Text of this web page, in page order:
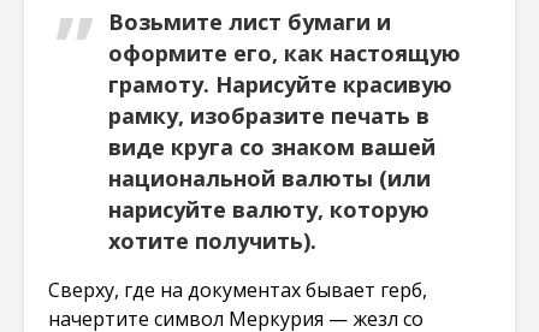
Возьмите лист бумаги и
оформите его, как настоящую
грамоту. Нарисуйте красивую
рамку, изобразите печать в
виде круга со знаком вашей
национальной валюты (или
нарисуйте валюту, которую
хотите получить).
Сверху, где на документах бывает герб,
начертите символ Меркурия — жезл со